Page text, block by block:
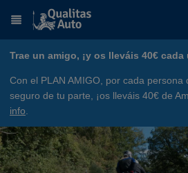
Trae un amigo, ¡y os lleváis 40€ cada
Con el PLAN AMIGO, por cada persona
seguro de tu parte, ¡os lleváis 40€ de
info